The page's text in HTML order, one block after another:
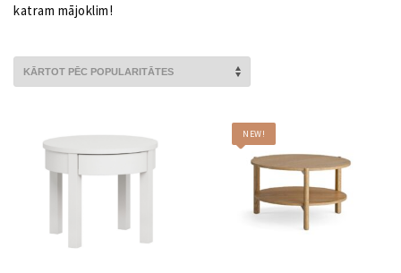
katram mājoklim!
NEW!